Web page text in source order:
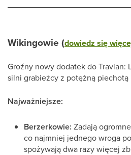
Wikingowie (dowiedz się
Groźny nowy dodatek do
silni grabieżcy z potężną piechotą
Najważniejsze:
Berzerkowie: Zadają
co najmniej jednego wroga
spożywają dwa razy więcej